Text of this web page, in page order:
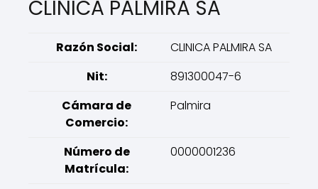
CLINICA PALMIRA SA
Razón Social:
CLINICA PALMIRA SA
Nit:
891300047-6
Cámara de
Comercio:
Palmira
Número de
Matrícula:
0000001236